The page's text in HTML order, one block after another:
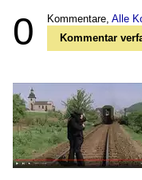
0 Kommentare, Alle
Kommentar